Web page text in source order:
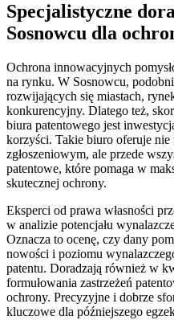
Specjalistyczne
Sosnowcu dla
Ochrona innowacyjnych
na rynku. W Sosnowcu,
rozwijających się miastach,
konkurencyjny. Dlatego też,
biura patentowego jest
korzyści. Takie biuro oferuje
zgłoszeniowym, ale przede
patentowe, które pomaga w
skutecznej ochrony.
Eksperci od prawa własności
w analizie potencjału
Oznacza to ocenę, czy dany
nowości i poziomu
patentu. Doradzają również w
formułowania zastrzeżeń
ochrony. Precyzyjne i dobrze
kluczowe dla późniejszego